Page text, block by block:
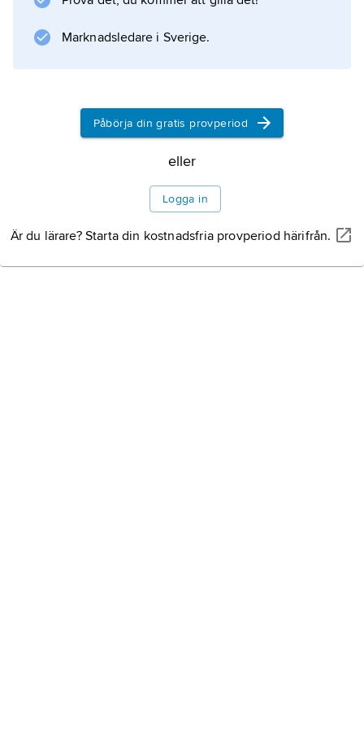
Jämtslöjd AB
.
Information om artikeln
Marknadsledare i Sverige.
Påbörja din gratis provperiod
eller
Logga in
Är du lärare? Starta din kostnadsfria provperiod härifrån.